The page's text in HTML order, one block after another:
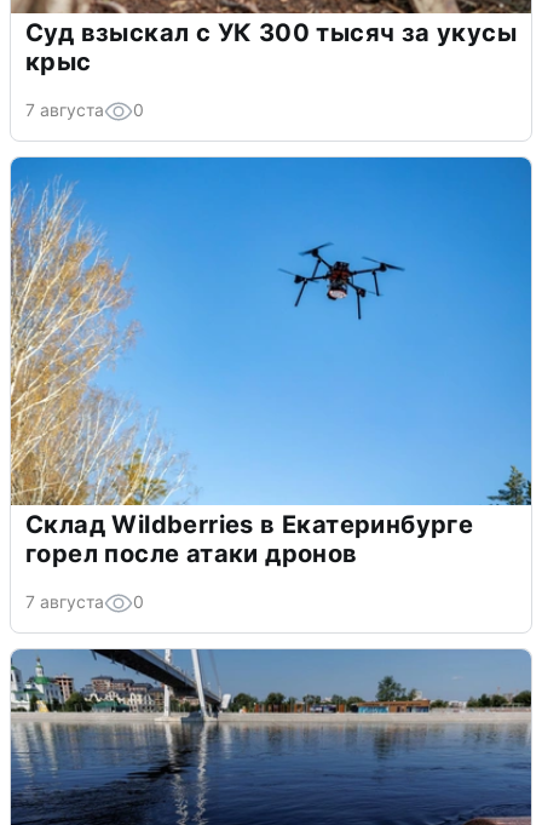
Суд взыскал с УК 300 тысяч за укусы
крыс
7 августа 0
Склад Wildberries в Екатеринбурге
горел после атаки дронов
7 августа 0